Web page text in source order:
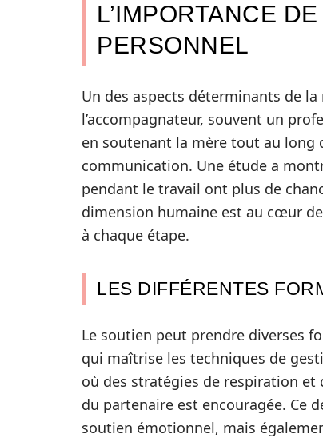
L’IMPORTANCE
PERSONNEL
Un des aspects déterminants de
l’accompagnateur, souvent un
en soutenant la mère tout au long
communication. Une étude a
pendant le travail ont plus de
dimension humaine est au cœur
à chaque étape.
LES DIFFÉRENTES
Le soutien peut prendre diverses
qui maîtrise les techniques de
où des stratégies de respiration
du partenaire est encouragée. Ce
soutien émotionnel, mais